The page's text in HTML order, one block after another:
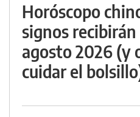
Horóscopo
signos
agosto 2026 (y
cuidar el